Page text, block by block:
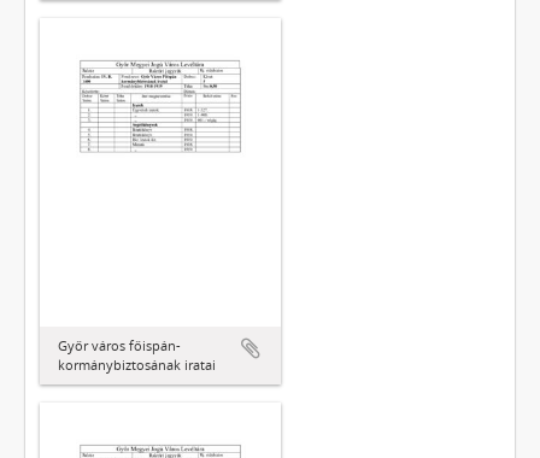
Győr város főispán-
kormánybiztosának iratai